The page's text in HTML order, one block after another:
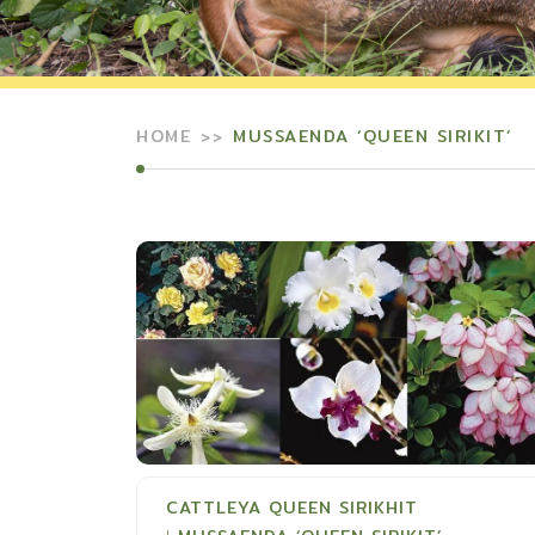
HOME MUSSAENDA ‘QUEEN SIRIKIT’
CATTLEYA QUEEN SIRIKHIT